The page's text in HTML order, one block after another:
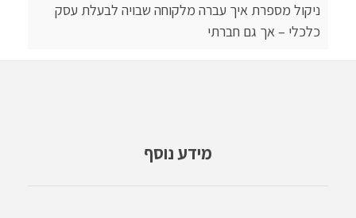
ניקול מספרת איך עברה מלקוחה שבויה לבעלת עסק
כלכלי – אך גם חברתי
מידע נוסף